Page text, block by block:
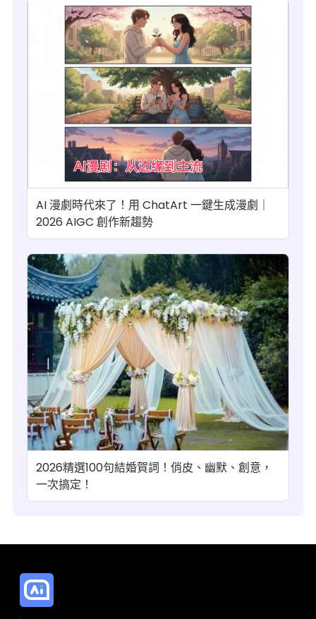
AI 漫劇時代來了！用 ChatArt 一鍵生成漫劇｜
2026 AIGC 創作新趨勢
2026精選100句結婚賀詞！俏皮、幽默、創意，
一次搞定！